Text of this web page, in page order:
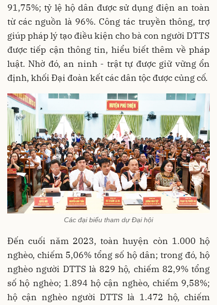
91,75%; tỷ lệ hộ dân được sử dụng điện an toàn
từ các nguồn là 96%. Công tác truyền thông, trợ
giúp pháp lý tạo điều kiện cho bà con người DTTS
được tiếp cận thông tin, hiểu biết thêm về pháp
luật. Nhờ đó, an ninh - trật tự được giữ vững ổn
định, khối Đại đoàn kết các dân tộc được củng cố.
Các đại biểu tham dự Đại hội
Đến cuối năm 2023, toàn huyện còn 1.000 hộ
nghèo, chiếm 5,06% tổng số hộ dân; trong đó, hộ
nghèo người DTTS là 829 hộ, chiếm 82,9% tổng
số hộ nghèo; 1.894 hộ cận nghèo, chiếm 9,58%;
hộ cận nghèo người DTTS là 1.472 hộ, chiếm